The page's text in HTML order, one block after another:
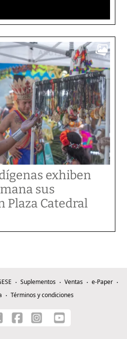
exhiben
sus
Plaza Catedral
Suplementos Ventas
e-Paper
Términos y condiciones